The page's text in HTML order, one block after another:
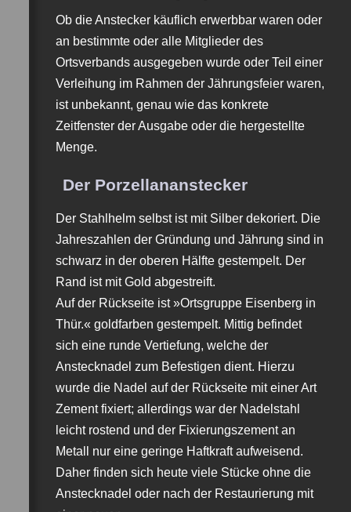
Ob die Anstecker käuflich erwerbbar waren oder
an bestimmte oder alle Mitglieder des
Ortsverbands ausgegeben wurde oder Teil einer
Verleihung im Rahmen der Jährungsfeier waren,
ist unbekannt, genau wie das konkrete
Zeitfenster der Ausgabe oder die hergestellte
Menge.
Der Porzellananstecker
Der Stahlhelm selbst ist mit Silber dekoriert. Die
Jahreszahlen der Gründung und Jährung sind in
schwarz in der oberen Hälfte gestempelt. Der
Rand ist mit Gold abgestreift.
Auf der Rückseite ist »Ortsgruppe Eisenberg in
Thür.« goldfarben gestempelt. Mittig befindet
sich eine runde Vertiefung, welche der
Anstecknadel zum Befestigen dient. Hierzu
wurde die Nadel auf der Rückseite mit einer Art
Zement fixiert; allerdings war der Nadelstahl
leicht rostend und der Fixierungszement an
Metall nur eine geringe Haftkraft aufweisend.
Daher finden sich heute viele Stücke ohne die
Anstecknadel oder nach der Restaurierung mit